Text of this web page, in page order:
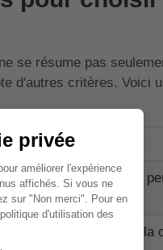
se résume pas
d'autres critères. Voici
de la carte bancaire. Il
à l'utilisation de